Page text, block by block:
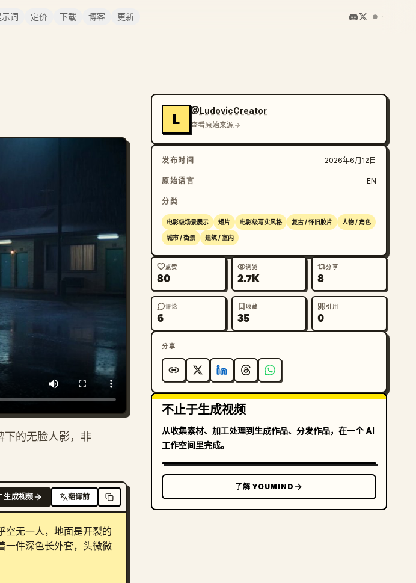
词 定价 下载 博客 更新
下的无脸人影，非
生成视频 翻译前
空无一人，地面是开裂的
一件深色长外套，头微微
L
@LudovicCreator
查看原始来源
发布时间 2026年6月12日
原始语言 EN
分类
电影级场景展示 短片 电影级写实风格 复古 / 怀旧胶片 人物 / 角色
城市 / 街景 建筑 / 室内
点赞
80
浏览
2.7K
分享
8
评论
6
收藏
35
引用
0
分享
不止于生成视频
从收集素材、加工处理到生成作品、分发作品，在一个 AI
工作空间里完成。
了解 YOUMIND